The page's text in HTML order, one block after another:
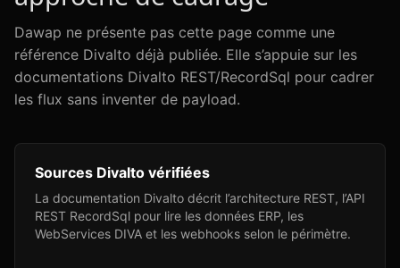
Dawap ne présente pas cette page comme une
référence Divalto déjà publiée. Elle s’appuie sur les
documentations Divalto REST/RecordSql pour cadrer
les flux sans inventer de payload.
Sources Divalto vérifiées
La documentation Divalto décrit l’architecture REST, l’API
REST RecordSql pour lire les données ERP, les
WebServices DIVA et les webhooks selon le périmètre.